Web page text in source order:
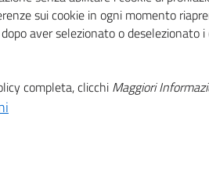
sui cookie in ogni momento
aver selezionato o deselezionato
completa, clicchi Maggiori